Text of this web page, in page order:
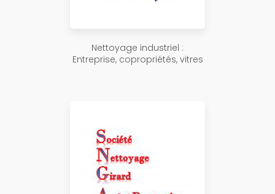
Nettoyage industriel :
Entreprise, copropriétés, vitres